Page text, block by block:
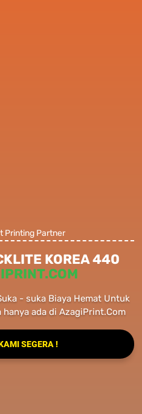
Printing Partner
KOREA 440
- suka Biaya Hemat Untuk
hanya ada di AzagiPrint.Com
SEGERA !